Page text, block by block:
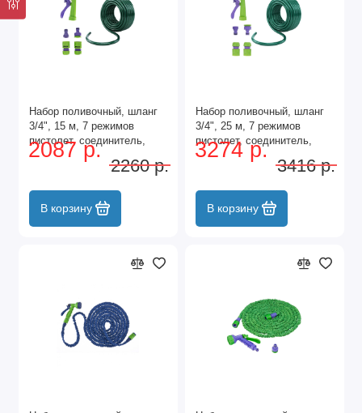
Набор поливочный, шланг
3/4", 15 м, 7 режимов
пистолет, соединитель,
адаптер Palisad
2087 р.
2260 р.
В корзину
Набор поливочный, шланг
3/4", 25 м, 7 режимов
пистолет, соединитель,
адаптер Palisad
3274 р.
3416 р.
В корзину